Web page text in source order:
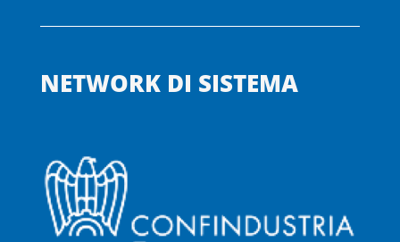
NETWORK DI SISTEMA